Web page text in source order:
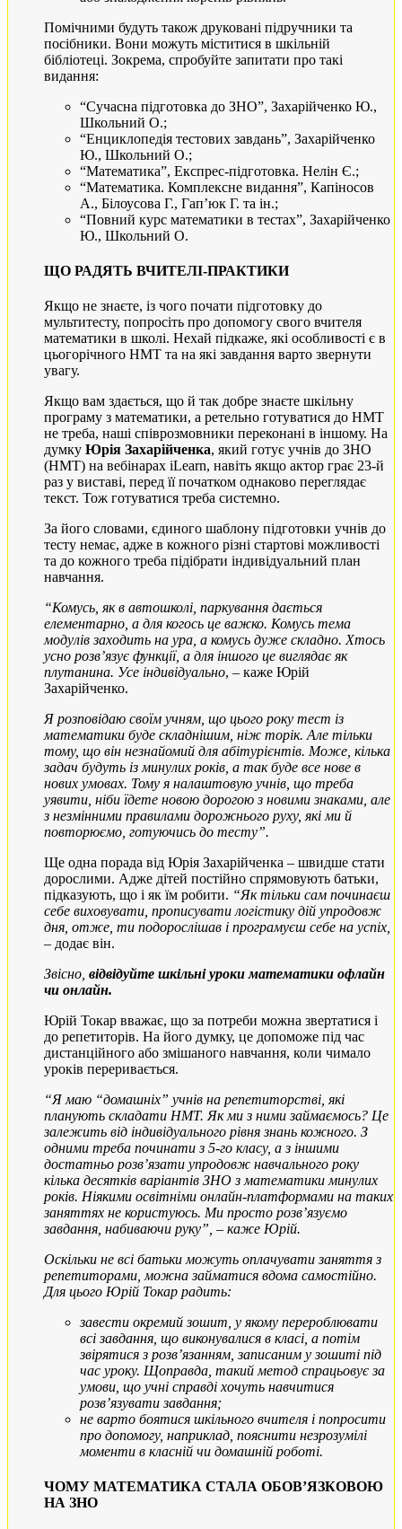
Помічними будуть також друковані підручники та
посібники. Вони можуть міститися в шкільній
бібліотеці. Зокрема, спробуйте запитати про такі
видання:
“Сучасна підготовка до ЗНО”, Захарійченко Ю.,
Школьний О.;
“Енциклопедія тестових завдань”, Захарійченко
Ю., Школьний О.;
“Математика”, Експрес-підготовка. Нелін Є.;
“Математика. Комплексне видання”, Капіносов
А., Білоусова Г., Гап’юк Г. та ін.;
“Повний курс математики в тестах”, Захарійченко
Ю., Школьний О.
ЩО РАДЯТЬ ВЧИТЕЛІ-ПРАКТИКИ
Якщо не знаєте, із чого почати підготовку до
мультитесту, попросіть про допомогу свого вчителя
математики в школі. Нехай підкаже, які особливості є в
цьогорічного НМТ та на які завдання варто звернути
увагу.
Якщо вам здається, що й так добре знаєте шкільну
програму з математики, а ретельно готуватися до НМТ
не треба, наші співрозмовники переконані в іншому. На
думку Юрія Захарійченка, який готує учнів до ЗНО
(НМТ) на вебінарах iLearn, навіть якщо актор грає 23-й
раз у виставі, перед її початком однаково переглядає
текст. Тож готуватися треба системно.
За його словами, єдиного шаблону підготовки учнів до
тесту немає, адже в кожного різні стартові можливості
та до кожного треба підібрати індивідуальний план
навчання.
“Комусь, як в автошколі, паркування дається
елементарно, а для когось це важко. Комусь тема
модулів заходить на ура, а комусь дуже складно. Хтось
усно розв’язує функції, а для іншого це виглядає як
плутанина. Усе індивідуально, – каже Юрій
Захарійченко.
Я розповідаю своїм учням, що цього року тест із
математики буде складнішим, ніж торік. Але тільки
тому, що він незнайомий для абітурієнтів. Може, кілька
задач будуть із минулих років, а так буде все нове в
нових умовах. Тому я налаштовую учнів, що треба
уявити, ніби їдете новою дорогою з новими знаками, але
з незмінними правилами дорожнього руху, які ми й
повторюємо, готуючись до тесту”.
Ще одна порада від Юрія Захарійченка – швидше стати
дорослими. Адже дітей постійно спрямовують батьки,
підказують, що і як їм робити. “Як тільки сам починаєш
себе виховувати, прописувати логістику дій упродовж
дня, отже, ти подорослішав і програмуєш себе на успіх,
– додає він.
Звісно, відвідуйте шкільні уроки математики офлайн
чи онлайн.
Юрій Токар вважає, що за потреби можна звертатися і
до репетиторів. На його думку, це допоможе під час
дистанційного або змішаного навчання, коли чимало
уроків переривається.
“Я маю “домашніх” учнів на репетиторстві, які
планують складати НМТ. Як ми з ними займаємось? Це
залежить від індивідуального рівня знань кожного. З
одними треба починати з 5-го класу, а з іншими
достатньо розв’язати упродовж навчального року
кілька десятків варіантів ЗНО з математики минулих
років. Ніякими освітніми онлайн-платформами на таких
заняттях не користуюсь. Ми просто розв’язуємо
завдання, набиваючи руку”, – каже Юрій.
Оскільки не всі батьки можуть оплачувати заняття з
репетиторами, можна займатися вдома самостійно.
Для цього Юрій Токар радить:
завести окремий зошит, у якому перероблювати
всі завдання, що виконувалися в класі, а потім
звірятися з розв’язанням, записаним у зошиті під
час уроку. Щоправда, такий метод спрацьовує за
умови, що учні справді хочуть навчитися
розв’язувати завдання;
не варто боятися шкільного вчителя і попросити
про допомогу, наприклад, пояснити незрозумілі
моменти в класній чи домашній роботі.
ЧОМУ МАТЕМАТИКА СТАЛА ОБОВ’ЯЗКОВОЮ
НА ЗНО